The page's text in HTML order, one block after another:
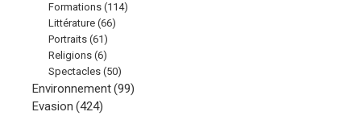
Formations (114)
Littérature (66)
Portraits (61)
Religions (6)
Spectacles (50)
Environnement(99)
Evasion (424)